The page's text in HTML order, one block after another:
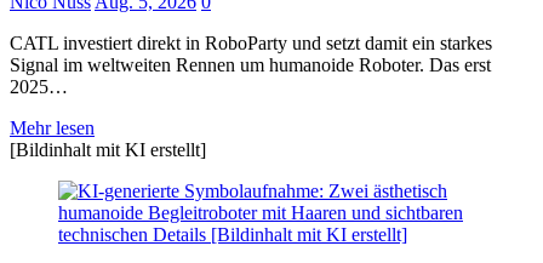
CATL investiert direkt in RoboParty und setzt damit ein starkes
Signal im weltweiten Rennen um humanoide Roboter. Das erst
2025…
Mehr lesen
[Bildinhalt mit KI erstellt]